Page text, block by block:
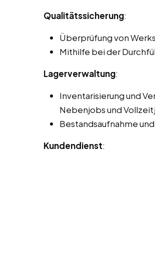
Qualitätssicherung:
Überprüfung von
Mithilfe bei der
Lagerverwaltung:
Inventarisierung und
Nebenjobs und
Bestandsaufnahme
Kundendienst: